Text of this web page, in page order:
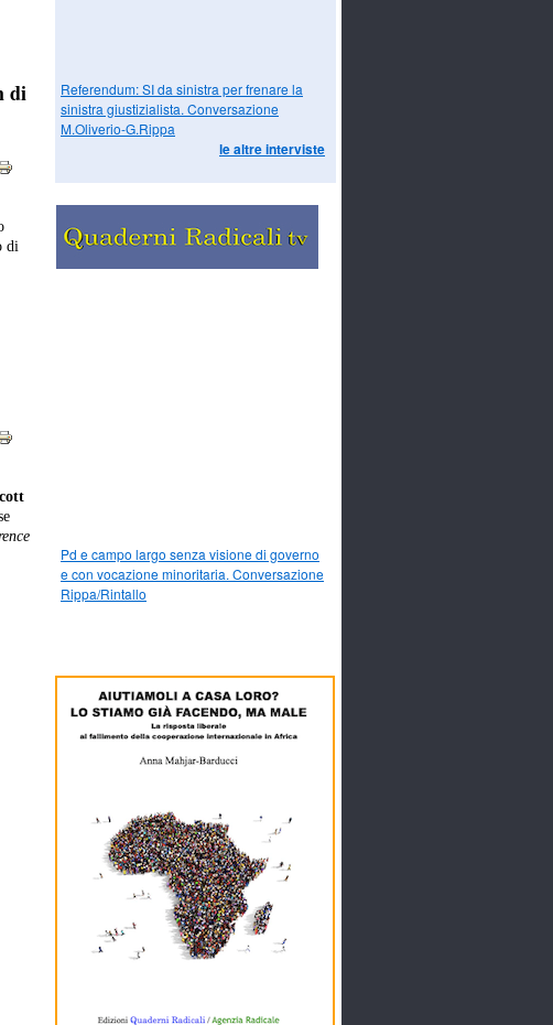
di
di
Referendum: SI da sinistra per frenare la
sinistra giustizialista. Conversazione
M.Oliverio-G.Rippa
le altre interviste
Pd e campo largo senza visione di governo
e con vocazione minoritaria. Conversazione
Rippa/Rintallo